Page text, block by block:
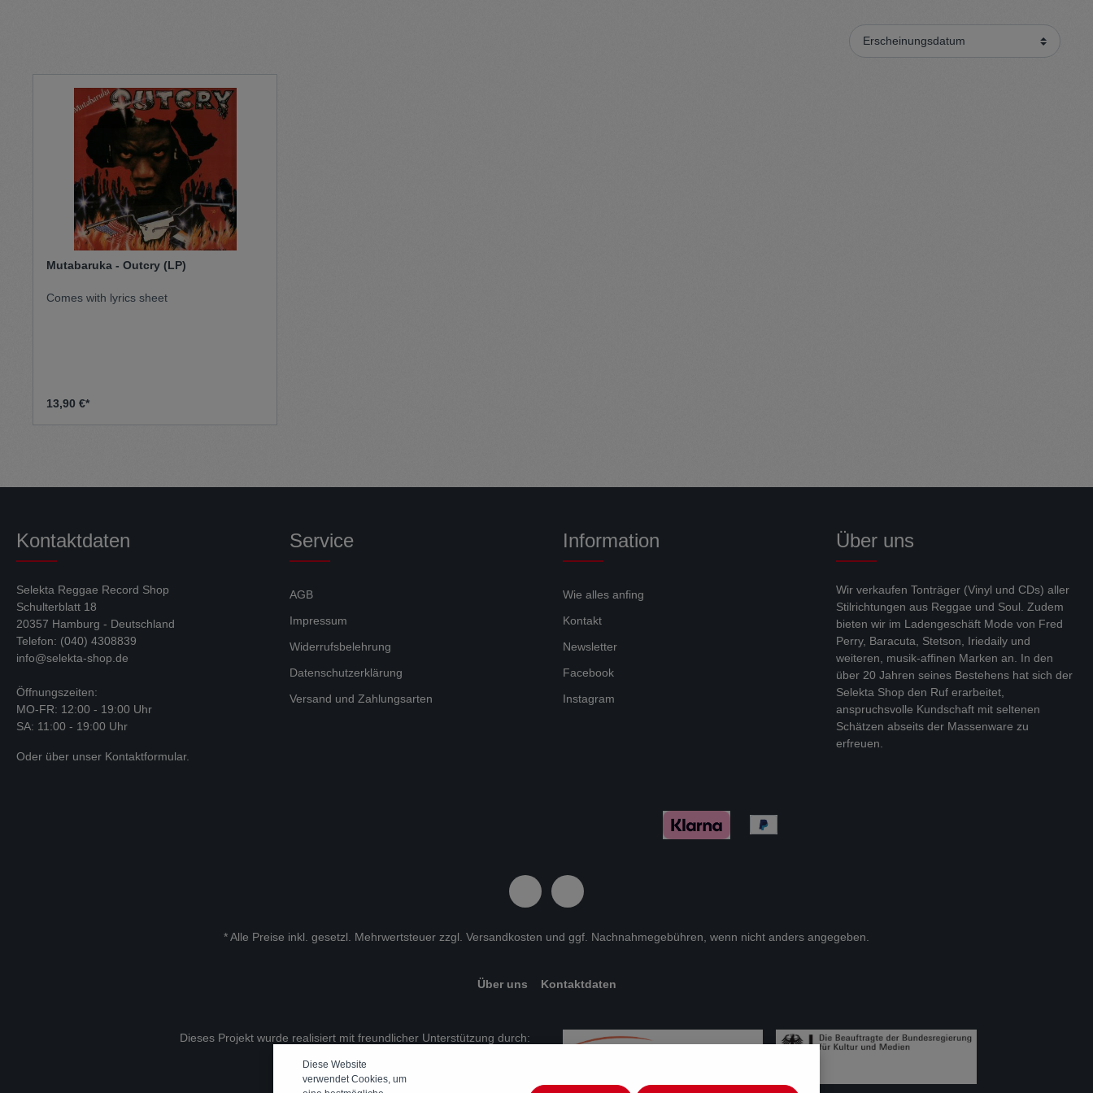
Sweater
Kopfbedeckung
Socken
Schmuck
Mutabaruka - Outcry (LP)
Comes with lyrics sheet
13,90 €*
Über uns
Wir verkaufen Tonträger (Vinyl und CDs) aller
Stilrichtungen aus Reggae und Soul. Zudem
bieten wir im Ladengeschäft Mode von Fred
Perry, Baracuta, Stetson, Iriedaily und
weiteren, musik-affinen Marken an. In den
über 20 Jahren seines Bestehens hat sich der
Selekta Shop den Ruf erarbeitet,
anspruchsvolle Kundschaft mit seltenen
Schätzen abseits der Massenware zu
erfreuen.
Kontaktdaten
Selekta Reggae Record Shop
Schulterblatt 18
20357 Hamburg - Deutschland
Telefon: (040) 4308839
info@selekta-shop.de
Öffnungszeiten:
MO-FR: 12:00 - 19:00 Uhr
SA: 11:00 - 19:00 Uhr
Oder über unser Kontaktformular.
Service
AGB
Impressum
Widerrufsbelehrung
Datenschutzerklärung
Versand und Zahlungsarten
Information
Wie alles anfing
Kontakt
Newsletter
Facebook
Instagram
* Alle Preise inkl. gesetzl. Mehrwertsteuer zzgl. Versandkosten und ggf. Nachnahmegebühren, wenn nicht anders angegeben.
Über uns Kontaktdaten
Dieses Projekt wurde realisiert mit freundlicher Unterstützung durch:
Diese Website
verwendet Cookies, um